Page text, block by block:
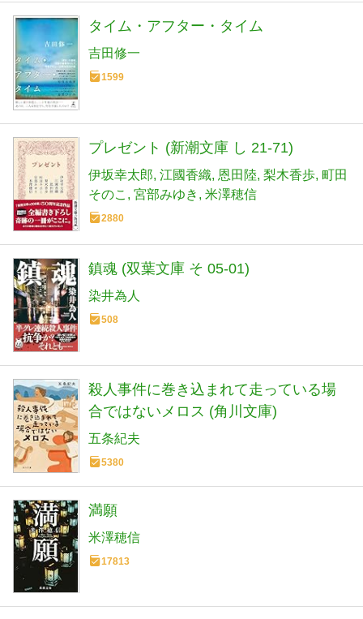
タイム・アフター・タイム
吉田修一
1599
プレゼント (新潮文庫 し 21-71)
伊坂幸太郎 江國香織 恩田陸 梨木香歩 町田
そのこ
宮部みゆき 米澤穂信
2880
鎮魂 (双葉文庫 そ 05-01)
染井為人
508
殺人事件に巻き込まれて走っている場
合ではないメロス (角川文庫)
五条紀夫
5380
満願
米澤穂信
17813